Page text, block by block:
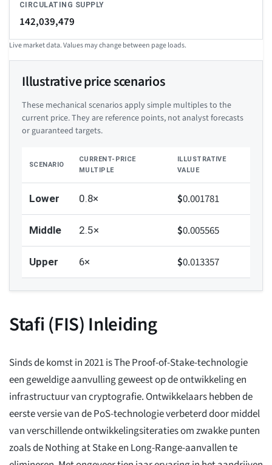
CIRCULATING SUPPLY
142,039,479
Live market data. Values may change between page loads.
Illustrative price scenarios
These mechanical scenarios apply simple multiples to the
current price. They are reference points, not analyst forecasts
or guaranteed targets.
SCENARIO
CURRENT-PRICE
MULTIPLE
ILLUSTRATIVE
VALUE
Lower 0.8× $0.001781
Middle 2.5× $0.005565
Upper 6× $0.013357
Stafi (FIS) Inleiding
Sinds de komst in 2021 is The Proof-of-Stake-technologie
een geweldige aanvulling geweest op de ontwikkeling en
infrastructuur van cryptografie. Ontwikkelaars hebben de
eerste versie van de PoS-technologie verbeterd door middel
van verschillende ontwikkelingsiteraties om zwakke punten
zoals de Nothing at Stake en Long-Range-aanvallen te